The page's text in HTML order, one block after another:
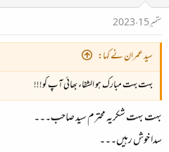
ستمبر 15، 2023
سید عمران نے کہا:
بہت بہت مبارک ہو الشفاء بھائی آپ کو!!!
بہت بہت شکریہ محترم سید صاحب۔۔۔
سدا خوش رہیں۔۔۔